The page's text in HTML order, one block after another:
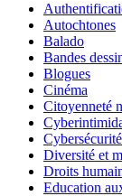
Autochtones
Balado
Bandes
Blogues
Cinéma
Citoyenneté
Cybersécurité
Diversité et
Droits
Education